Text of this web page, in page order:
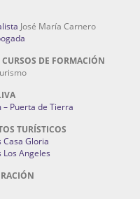
José María Carnero
DE FORMACIÓN
– Puerta de Tierra
TURÍSTICOS
Gloria
Angeles